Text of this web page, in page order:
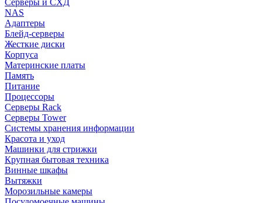
Серверы и СХД
NAS
Адаптеры
Блейд-серверы
Жесткие диски
Корпуса
Материнские платы
Память
Питание
Процессоры
Серверы Rack
Серверы Tower
Системы хранения информации
Красота и уход
Машинки для стрижки
Крупная бытовая техника
Винные шкафы
Вытяжки
Морозильные камеры